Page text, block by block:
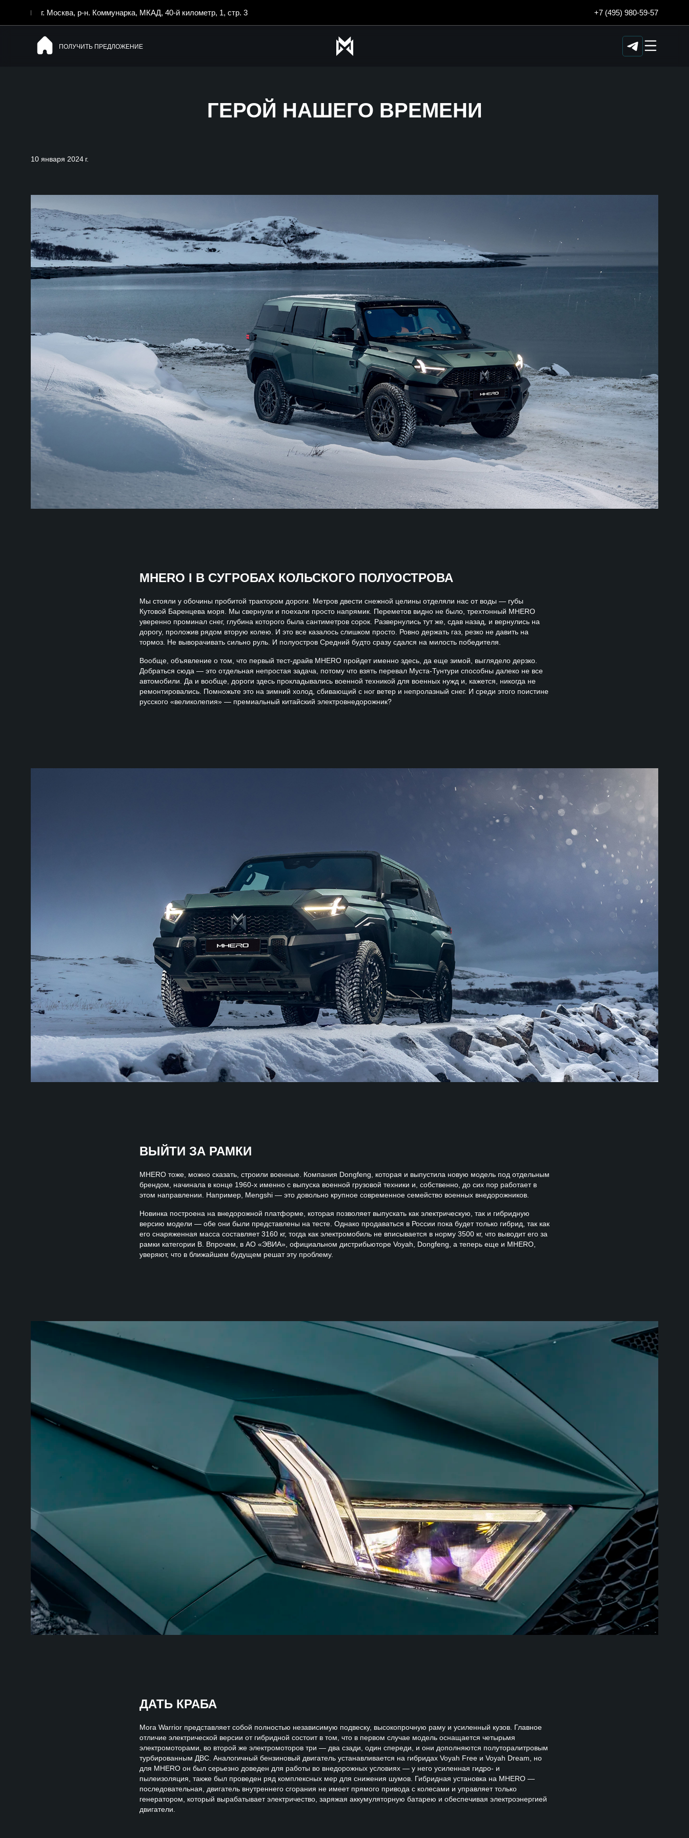
+7 (495) 980-59-57
г. Москва, р-н. Коммунарка, МКАД, 40-й километр, 1, стр. 3
ПОЛУЧИТЬ ПРЕДЛОЖЕНИЕ
ГЕРОЙ НАШЕГО ВРЕМЕНИ
10 января 2024 г.
MHERO I В СУГРОБАХ КОЛЬСКОГО ПОЛУОСТРОВА
Мы стояли у обочины пробитой трактором дороги. Метров двести снежной целины отделяли нас от воды — губы
Кутовой Баренцева моря. Мы свернули и поехали просто напрямик. Переметов видно не было, трехтонный MHERO
уверенно проминал снег, глубина которого была сантиметров сорок. Развернулись тут же, сдав назад, и вернулись на
дорогу, проложив рядом вторую колею. И это все казалось слишком просто. Ровно держать газ, резко не давить на
тормоз. Не выворачивать сильно руль. И полуостров Средний будто сразу сдался на милость победителя.
Вообще, объявление о том, что первый тест-драйв MHERO пройдет именно здесь, да еще зимой, выглядело дерзко.
Добраться сюда — это отдельная непростая задача, потому что взять перевал Муста-Тунтури способны далеко не все
автомобили. Да и вообще, дороги здесь прокладывались военной техникой для военных нужд и, кажется, никогда не
ремонтировались. Помножьте это на зимний холод, сбивающий с ног ветер и непролазный снег. И среди этого поистине
русского «великолепия» — премиальный китайский электровнедорожник?
ВЫЙТИ ЗА РАМКИ
MHERO тоже, можно сказать, строили военные. Компания Dongfeng, которая и выпустила новую модель под отдельным
брендом, начинала в конце 1960-х именно с выпуска военной грузовой техники и, собственно, до сих пор работает в
этом направлении. Например, Mengshi — это довольно крупное современное семейство военных внедорожников.
Новинка построена на внедорожной платформе, которая позволяет выпускать как электрическую, так и гибридную
версию модели — обе они были представлены на тесте. Однако продаваться в России пока будет только гибрид, так как
его снаряженная масса составляет 3160 кг, тогда как электромобиль не вписывается в норму 3500 кг, что выводит его за
рамки категории В. Впрочем, в АО «ЭВИА», официальном дистрибьюторе Voyah, Dongfeng, а теперь еще и MHERO,
уверяют, что в ближайшем будущем решат эту проблему.
ДАТЬ КРАБА
Mora Warrior представляет собой полностью независимую подвеску, высокопрочную раму и усиленный кузов. Главное
отличие электрической версии от гибридной состоит в том, что в первом случае модель оснащается четырьмя
электромоторами, во второй же электромоторов три — два сзади, один спереди, и они дополняются полуторалитровым
турбированным ДВС. Аналогичный бензиновый двигатель устанавливается на гибридах Voyah Free и Voyah Dream, но
для MHERO он был серьезно доведен для работы во внедорожных условиях — у него усиленная гидро- и
пылеизоляция, также был проведен ряд комплексных мер для снижения шумов. Гибридная установка на MHERO —
последовательная, двигатель внутреннего сгорания не имеет прямого привода с колесами и управляет только
генератором, который вырабатывает электричество, заряжая аккумуляторную батарею и обеспечивая электроэнергией
двигатели.